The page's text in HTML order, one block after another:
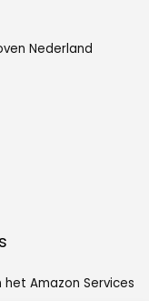
Nederland
Amazon Services